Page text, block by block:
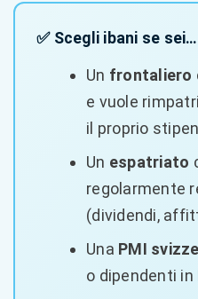
✅ Scegli ibani se sei…
Un frontaliero
e vuole
il proprio
Un espatriato
regolarmente
(dividendi,
Una PMI
o dipendenti in